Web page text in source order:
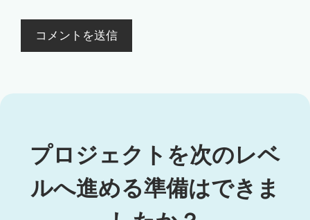
プロジェクトを次のレベ
ルへ進める準備はできま